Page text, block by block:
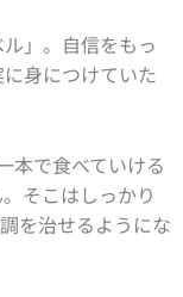
」。自信をもっ
身につけていた
本で食べていける
そこはしっかり
を治せるようにな